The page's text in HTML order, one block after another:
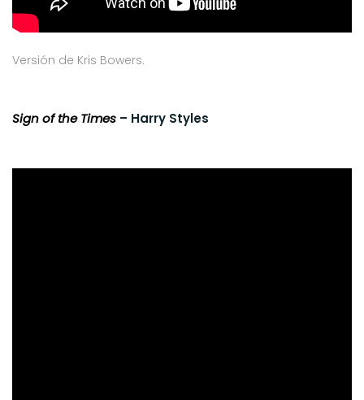
Versión de Kris Bowers.
Sign of the Times – Harry Styles